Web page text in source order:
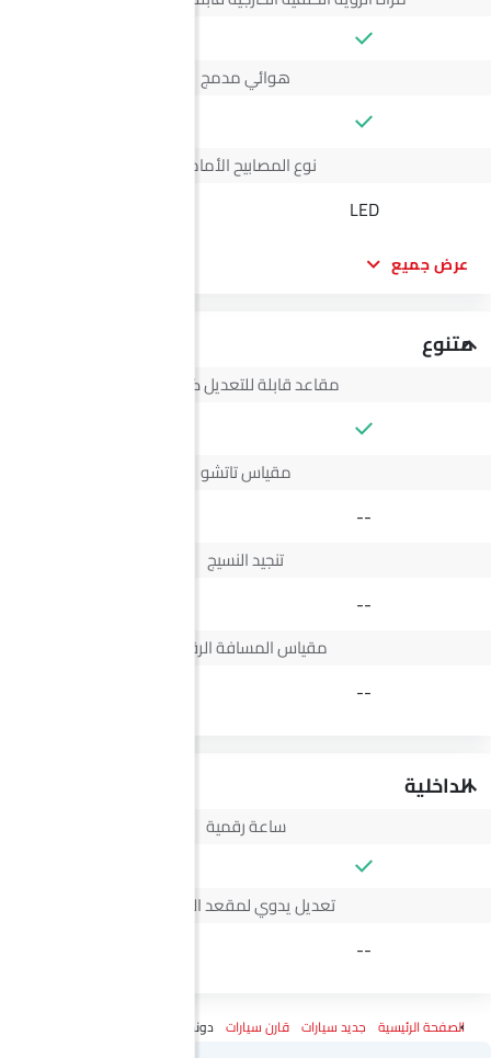
هوائي مدمج
نوع المصابيح الأمامية
LED
عرض جميع
متنوع
مقاعد قابلة للتعديل كهربائيًا
مقياس تاتشو
--
تنجيد النسيج
--
مقياس المسافة الرقمي
--
الداخلية
ساعة رقمية
تعديل يدوي لمقعد السائق
--
الصفحة الرئيسية جديد سيارات قارن سيارات دونج فينج شاين Vs ج إم سي فيجوس